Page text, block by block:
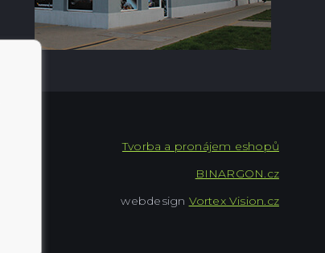
Tvorba a pronájem eshopů
BINARGON.cz
webdesign Vortex Vision.cz